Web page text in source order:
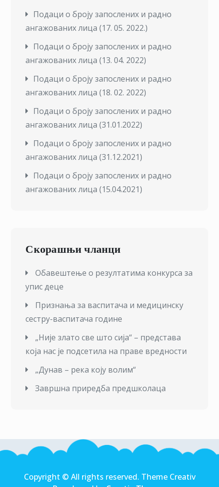
Подаци о броју запослених и радно
ангажованих лица (17. 05. 2022.)
Подаци о броју запослених и радно
ангажованих лица (13. 04. 2022)
Подаци о броју запослених и радно
ангажованих лица (18. 02. 2022)
Подаци о броју запослених и радно
ангажованих лица (31.01.2022)
Подаци о броју запослених и радно
ангажованих лица (31.12.2021)
Подаци о броју запослених и радно
ангажованих лица (15.04.2021)
Скорашњи чланци
Обавештење о резултатима конкурса за
упис деце
Признања за васпитача и медицинску
сестру-васпитача године
„Није злато све што сија“ – представа
која нас је подсетила на праве вредности
„Дунав – река коју волим“
Завршна приредба предшколаца
Copyright © All rights reserved. Theme Creativ